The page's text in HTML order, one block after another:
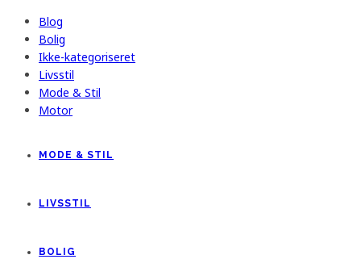
Blog
Bolig
Ikke-kategoriseret
Livsstil
Mode & Stil
Motor
MODE & STIL
LIVSSTIL
BOLIG